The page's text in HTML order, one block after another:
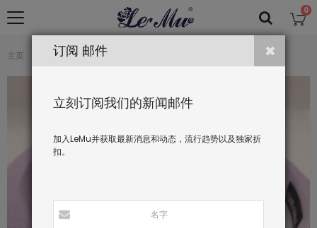
0
主页 主分类 饰品
订阅 邮件
立刻订阅我们的新闻邮件
加入LeMu并获取最新消息和动态，流行趋势以及独家折
扣。